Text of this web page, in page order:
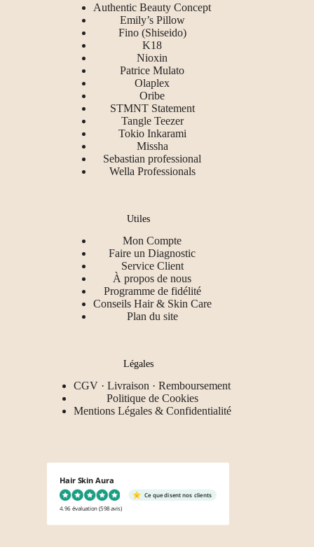
Authentic Beauty Concept
Emily’s Pillow
Fino (Shiseido)
K18
Nioxin
Patrice Mulato
Olaplex
Oribe
STMNT Statement
Tangle Teezer
Tokio Inkarami
Missha
Sebastian professional
Wella Professionals
Utiles
Mon Compte
Faire un Diagnostic
Service Client
À propos de nous
Programme de fidélité
Conseils Hair & Skin Care
Plan du site
Légales
CGV · Livraison · Remboursement
Politique de Cookies
Mentions Légales & Confidentialité
Hair Skin Aura
Ce que disent nos clients
4.96 évaluation(598 avis)